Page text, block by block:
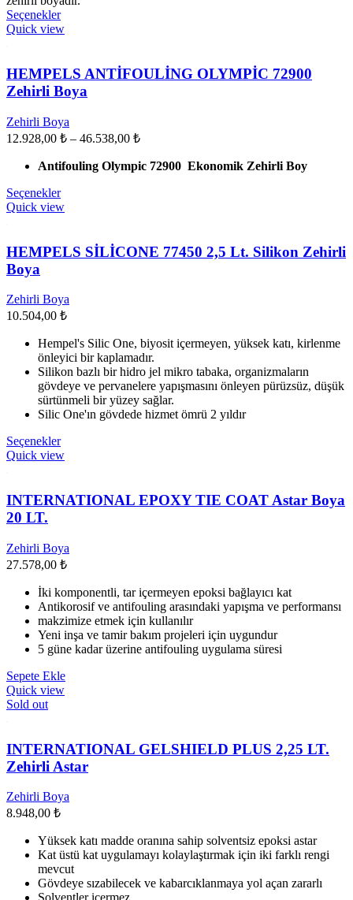
SeçeneklerBu
ürünün
varyasyonu
var.
Seçenekler
sayfasından
seçilebilir
Quick view
HEMPELS ANTİFOULİNG OLYMPİC 72900
Zehirli Boya
Zehirli Boya
12.928,00 ₺ – 46.538,00 ₺Fiyat
12.928,00 ₺
Antifouling Olympic 72900 Ekonomik Zehirli Boy
SeçeneklerBu
ürünün
varyasyonu
var.
sayfasından
seçilebilir
Quick view
HEMPELS SİLİCONE 77450 2,5 Lt. Silikon Zehirli
Boya
Zehirli Boya
10.504,00 ₺
Hempel's Silic One, biyosit içermeyen, yüksek katı, kirlenme
önleyici bir kaplamadır.
Silikon bazlı bir hidro jel mikro tabaka, organizmaların
gövdeye ve pervanelere yapışmasını önleyen pürüzsüz, düşük
sürtünmeli bir yüzey sağlar.
Silic One'ın gövdede hizmet ömrü 2 yıldır
SeçeneklerBu
ürünün
varyasyonu
var.
sayfasından
seçilebilir
Quick view
INTERNATIONAL EPOXY TIE COAT Astar Boya
20 LT.
Zehirli Boya
27.578,00 ₺
İki komponentli, tar içermeyen epoksi bağlayıcı kat
Antikorosif ve antifouling arasındaki yapışma ve performansı
makzimize etmek için kullanılır
Yeni inşa ve tamir bakım projeleri için uygundur
5 güne kadar üzerine antifouling uygulama süresi
Sepete Ekle
Quick view
Sold out
INTERNATIONAL GELSHIELD PLUS 2,25 LT.
Zehirli Astar
Zehirli Boya
8.948,00 ₺
Yüksek katı madde oranına sahip solventsiz epoksi astar
Kat üstü kat uygulamayı kolaylaştırmak için iki farklı rengi
mevcut
Gövdeye sızabilecek ve kabarcıklanmaya yol açan zararlı